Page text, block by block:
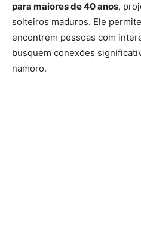
para maiores de 40 anos,
solteiros maduros. Ele
encontrem pessoas com
busquem conexões
namoro.